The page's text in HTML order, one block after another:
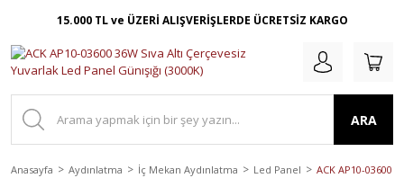
15.000 TL ve ÜZERİ ALIŞVERİŞLERDE ÜCRETSİZ KARGO
ARA
Anasayfa Aydınlatma İç Mekan Aydınlatma Led Panel ACK AP10-03600